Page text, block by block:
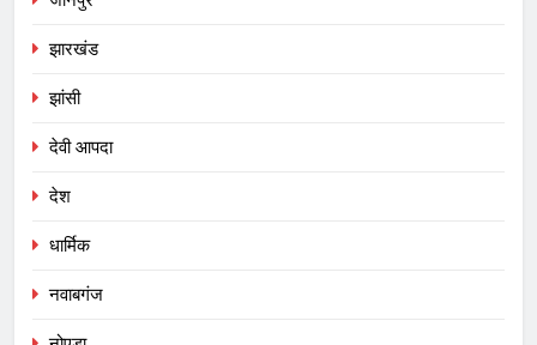
झारखंड
झांसी
देवी आपदा
देश
धार्मिक
नवाबगंज